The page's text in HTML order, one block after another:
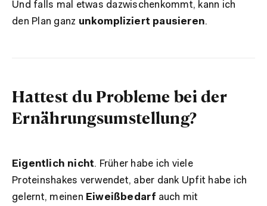
Und falls mal etwas dazwischenkommt, kann ich
den Plan ganz unkompliziert pausieren.
Hattest du Probleme bei der
Ernährungsumstellung?
Eigentlich nicht. Früher habe ich viele
Proteinshakes verwendet, aber dank Upfit habe ich
gelernt, meinen Eiweißbedarf auch mit